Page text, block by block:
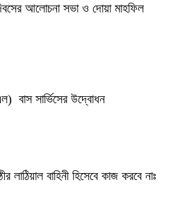
আলোচনা সভা ও দোয়া মাহফিল
বাস সার্ভিসের উদ্বোধন
লাঠিয়াল বাহিনী হিসেবে কাজ করবে নাঃ